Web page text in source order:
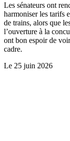
Les sénateurs ont
harmoniser les tarifs
de trains, alors que
l’ouverture à la
ont bon espoir de
cadre.
Le 25 juin 2026